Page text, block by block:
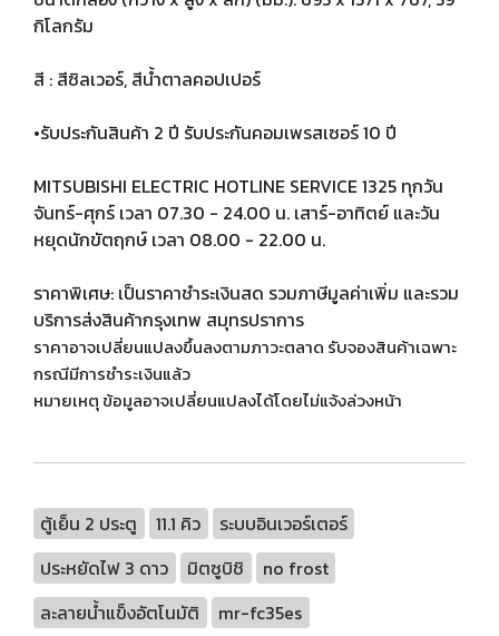
กิโลกรัม
สี : สีซิลเวอร์, สีน้ำตาลคอปเปอร์
•รับประกันสินค้า 2 ปี รับประกันคอมเพรสเซอร์ 10 ปี
MITSUBISHI ELECTRIC HOTLINE SERVICE 1325 ทุกวัน
จันทร์-ศุกร์ เวลา 07.30 - 24.00 น. เสาร์-อาทิตย์ และวัน
หยุดนักขัตฤกษ์ เวลา 08.00 - 22.00 น.
ราคาพิเศษ: เป็นราคาชำระเงินสด รวมภาษีมูลค่าเพิ่ม และรวม
บริการส่งสินค้ากรุงเทพ สมุทรปราการ
ราคาอาจเปลี่ยนแปลงขึ้นลงตามภาวะตลาด รับจองสินค้าเฉพาะ
กรณีมีการชำระเงินแล้ว
หมายเหตุ ข้อมูลอาจเปลี่ยนแปลงได้โดยไม่แจ้งล่วงหน้า
ตู้เย็น 2 ประตู 11.1 คิว
ระบบอินเวอร์เตอร์
ประหยัดไฟ 3 ดาว
มิตซูบิชิ
no frost
ละลายน้ำแข็งอัตโนมัติ
mr-fc35es